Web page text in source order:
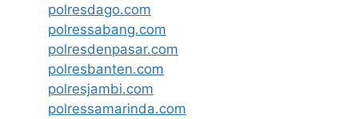
polresdago.com
polressabang.com
polresdenpasar.com
polresbanten.com
polresjambi.com
polressamarinda.com